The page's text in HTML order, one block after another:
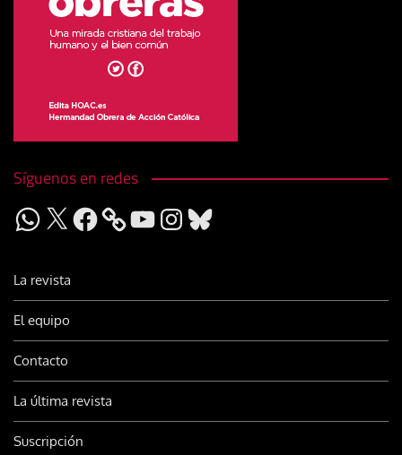
Síguenos en redes
WhatsApp
X Facebook YouTubeInstagram
Bluesky
La revista
El equipo
Contacto
La última revista
Suscripción